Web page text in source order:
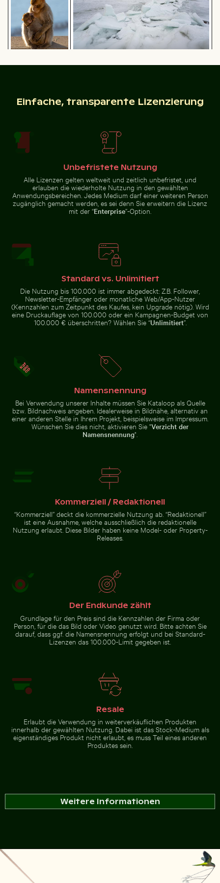
Barbary-Makaken Rügen
Reiher fängt Fisch in den klaren Gewässern von
Parque Nacional
Cahuita, Limón,
Costa Rica
Seebrücke Sellin im Winter Zerstreute Eisscherben
Blühende
Kirschblüten
im Frühling
Junge Pflanze wächst am
Sandstrand
Herbstliche
Birken am
Unteransicht der Brooklyn-Brücke mit Skyline von
Unteransicht der Brooklyn-
Küstenblick auf Mandraki
Küstenblick auf Mandraki mit
Küstendünengräser am Sandstrand mit Meerblick
Luftaufnahme des Dorfes Mandraki auf der Insel
Luftaufnahme des Dorfes Mandraki
Schnorchler im weiten
Schnorchler im weiten blauen
Detailreiche Tempellaterne mit goldenem Stupa
Zur Stock-Kollektion
Einfache, transparente Lizenzierung
Unbefristete Nutzung
Alle Lizenzen gelten weltweit und zeitlich unbefristet, und
erlauben die wiederholte Nutzung in den gewählten
Anwendungsbereichen. Jedes Medium darf einer weiteren Person
zugänglich gemacht werden, es sei denn Sie erweitern die Lizenz
mit der “Enterprise”-Option.
Standard vs. Unlimitiert
Die Nutzung bis 100.000 ist immer abgedeckt: Z.B. Follower,
Newsletter-Empfänger oder monatliche Web/App-Nutzer
(Kennzahlen zum Zeitpunkt des Kaufes, kein Upgrade nötig). Wird
eine Druckauflage von 100.000 oder ein Kampagnen-Budget von
100.000 € überschritten? Wählen Sie “Unlimitiert”.
Namensnennung
Bei Verwendung unserer Inhalte müssen Sie Kataloop als Quelle
bzw. Bildnachweis angeben. Idealerweise in Bildnähe, alternativ an
einer anderen Stelle in Ihrem Projekt, beispielsweise im Impressum.
Wünschen Sie dies nicht, aktivieren Sie "Verzicht der
Namensnennung".
Kommerziell / Redaktionell
“Kommerziell” deckt die kommerzielle Nutzung ab. “Redaktionell”
ist eine Ausnahme, welche ausschließlich die redaktionelle
Nutzung erlaubt. Diese Bilder haben keine Model- oder Property-
Releases.
Der Endkunde zählt
Grundlage für den Preis sind die Kennzahlen der Firma oder
Person, für die das Bild oder Video genutzt wird. Bitte achten Sie
darauf, dass ggf. die Namensnennung erfolgt und bei Standard-
Lizenzen das 100.000-Limit gegeben ist.
Resale
Erlaubt die Verwendung in weiterverkäuflichen Produkten
innerhalb der gewählten Nutzung. Dabei ist das Stock-Medium als
eigenständiges Produkt nicht erlaubt, es muss Teil eines anderen
Produktes sein.
Weitere Informationen